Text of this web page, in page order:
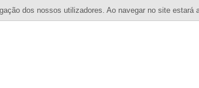
dos nossos utilizadores. Ao navegar no site estará